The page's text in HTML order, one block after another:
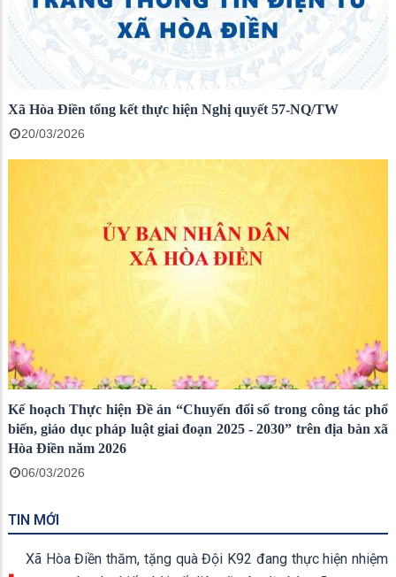
Xã Hòa Điền tổng kết thực hiện Nghị quyết 57-NQ/TW
20/03/2026
Kế hoạch Thực hiện Đề án “Chuyển đổi số trong công tác phổ
biến, giáo dục pháp luật giai đoạn 2025 - 2030” trên địa bàn xã
Hòa Điền năm 2026
06/03/2026
TIN MỚI
Xã Hòa Điền thăm, tặng quà Đội K92 đang thực hiện nhiệm